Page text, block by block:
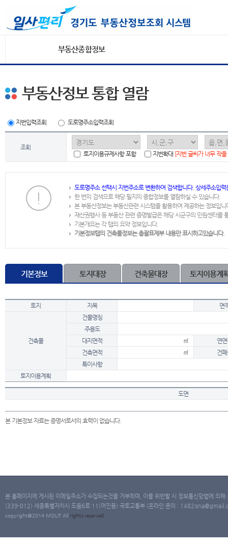
부동산종합정보
부동산정보 통합 열람
지번입력조회 도로명주소입력조회
조회
토지이용규제사항 포함
지번확대 [지번 글씨가 너무 작
도로명주소 선택시 지번주소로 변환하여 검색합니다. 상세주소입
한 번의 검색으로 해당 필지의 종합정보를 열람하실 수 있습니다.
본 부동산정보는 부동산관련 시스템을 활용하여 제공하는 정보입니
재산권행사 등 부동산 관련 증명발급은 해당 시군구의 민원센터를
기본개요는 각 탭의 요약 정보입니다.
기본정보탭의 건축물정보는 총괄표제부 내용만 표시하고있습니다.
기본정보 토지대장 건축물대장 토지이용계
토지 지목 면
건축물
건물명칭
주용도
대지면적
㎡
연
건축면적
㎡
건
특이사항
토지이용계획
도면
본 기본정보 자료는 증명서로서의 효력이 없습니다.
본 홈페이지에 게시된 이메일주소가 수집되는것을 거부하며, 이를 위반할 시 정보통신망법에 의
(339-012) 세종특별자치시 도움6로 11(어진동) 국토교통부 (온라인 문의 :
copyright@2014 MOLIT All rights reserved.